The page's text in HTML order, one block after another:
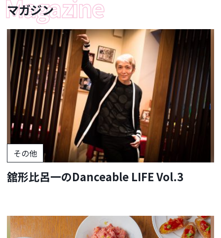
マガジン
その他
舘形比呂一のDanceable LIFE Vol.3